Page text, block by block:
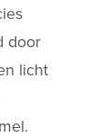
door
licht